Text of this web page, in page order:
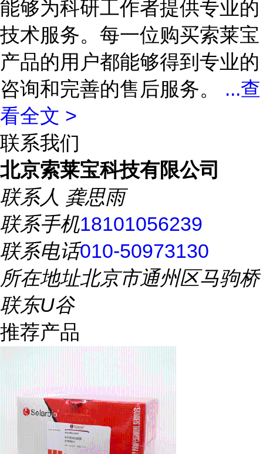
能够为科研工作者提供专业的
技术服务。每一位购买索莱宝
产品的用户都能够得到专业的
咨询和完善的售后服务。 ...查
看全文 >
联系我们
北京索莱宝科技有限公司
联系人 龚思雨
联系手机18101056239
联系电话010-50973130
所在地址北京市通州区马驹桥
联东U谷
推荐产品